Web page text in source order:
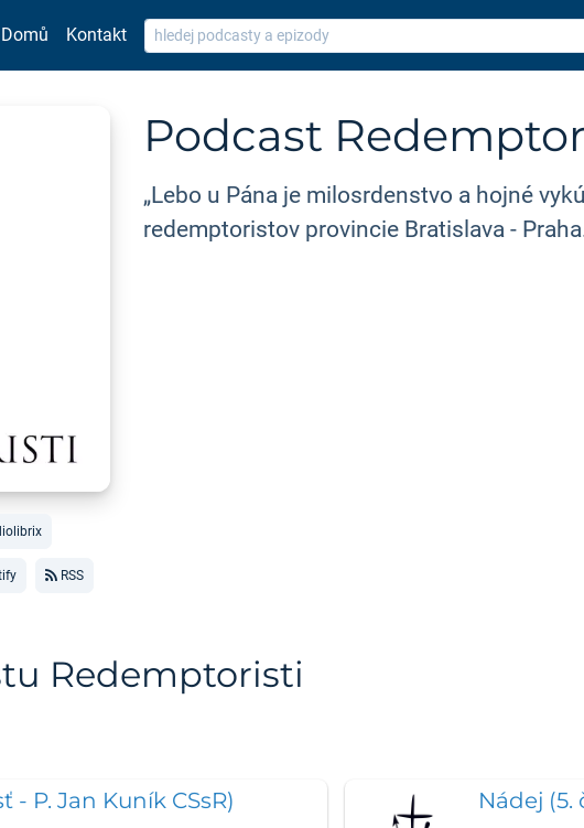
Domů Kontakt
RSS
Podcast
„Lebo u Pána je milosrdenstvo a hojné
redemptoristov provincie Bratislava -
Redemptoristi
- P. Jan Kuník CSsR) Nádej (5.